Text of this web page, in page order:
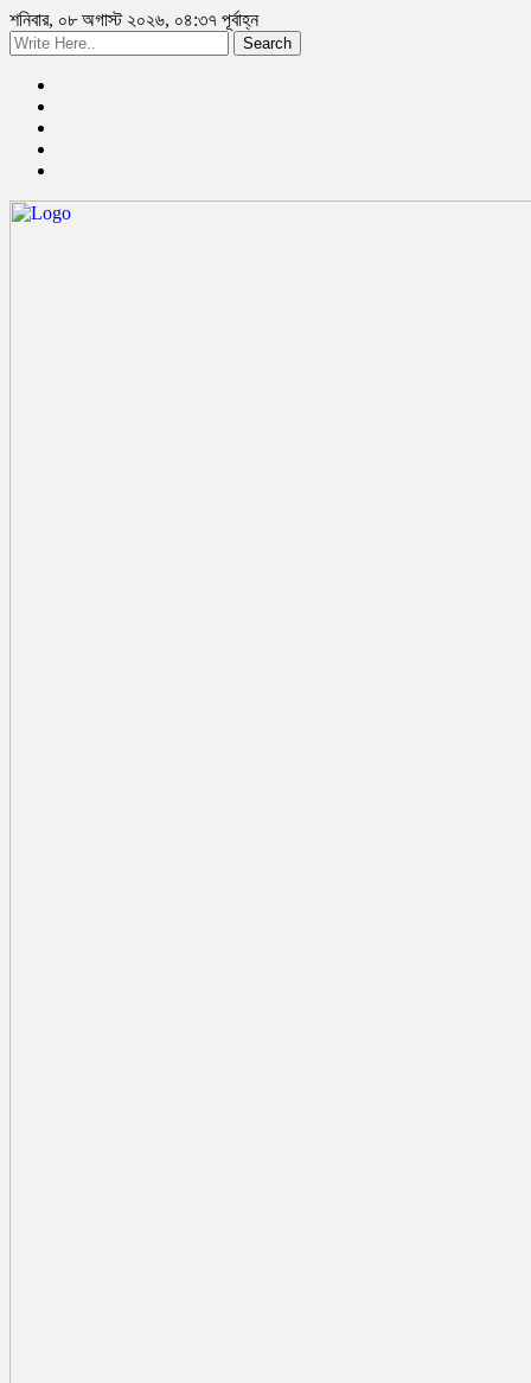
শনিবার, ০৮ অগাস্ট ২০২৬, ০৪:৩৭ পূর্বাহ্ন
Search